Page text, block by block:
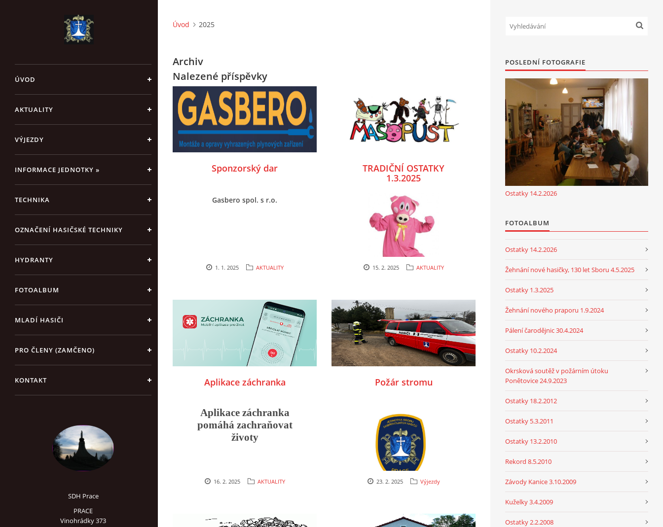
ÚVOD
AKTUALITY
VÝJEZDY
INFORMACE JEDNOTKY »
TECHNIKA
OZNAČENÍ HASIČSKÉ TECHNIKY
HYDRANTY
FOTOALBUM
MLADÍ HASIČI
PRO ČLENY (ZAMČENO)
KONTAKT
SDH Prace
PRACE
Vinohrádky 373
Úvod 2025
Archiv
Nalezené příspěvky
Sponzorský dar
Gasbero spol. s r.o.
1. 1. 2025 AKTUALITY
TRADIČNÍ OSTATKY
1.3.2025
15. 2. 2025 AKTUALITY
Aplikace záchranka
Aplikace záchranka
pomáhá zachraňovat
životy
16. 2. 2025 AKTUALITY
Požár stromu
23. 2. 2025 Výjezdy
POSLEDNÍ FOTOGRAFIE
Ostatky 14.2.2026
FOTOALBUM
Ostatky 14.2.2026
Žehnání nové hasičky, 130 let Sboru 4.5.2025
Ostatky 1.3.2025
Žehnání nového praporu 1.9.2024
Pálení čarodějnic 30.4.2024
Ostatky 10.2.2024
Okrsková soutěž v požárním útoku
Ponětovice 24.9.2023
Ostatky 18.2.2012
Ostatky 5.3.2011
Ostatky 13.2.2010
Rekord 8.5.2010
Závody Kanice 3.10.2009
Kuželky 3.4.2009
Ostatky 2.2.2008